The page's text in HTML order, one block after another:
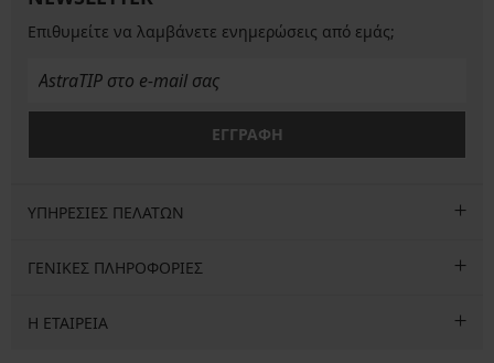
Επιθυμείτε να λαμβάνετε ενημερώσεις από εμάς;
ΕΓΓΡΑΦΗ
ΥΠΗΡΕΣΙΕΣ ΠΕΛΑΤΩΝ
ΓΕΝΙΚΕΣ ΠΛΗΡΟΦΟΡΙΕΣ
Η ΕΤΑΙΡΕΙΑ